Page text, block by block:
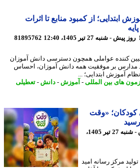
از کمبود منابع تا اثرات
81895762
عواملی همچون دسترسی دانش آموزان
مدارس بر موفقیت همه دانش آموزان، احساس
ابتدایی؛ ...
های بین المللی-آموزش-دانش -تعطیلی
«وقت
19 روز پیش - شنبه 27 تیر 1405،
رسانه امید